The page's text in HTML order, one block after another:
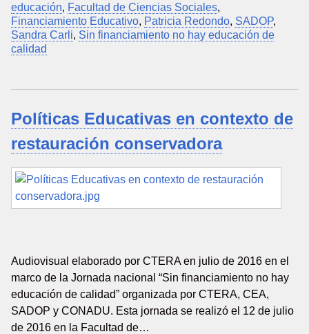
educación, Facultad de Ciencias Sociales,
Financiamiento Educativo, Patricia Redondo, SADOP,
Sandra Carli, Sin financiamiento no hay educación de
calidad
Políticas Educativas en contexto de
restauración conservadora
Audiovisual elaborado por CTERA en julio de 2016 en el
marco de la Jornada nacional “Sin financiamiento no hay
educación de calidad” organizada por CTERA, CEA,
SADOP y CONADU. Esta jornada se realizó el 12 de julio
de 2016 en la Facultad de…